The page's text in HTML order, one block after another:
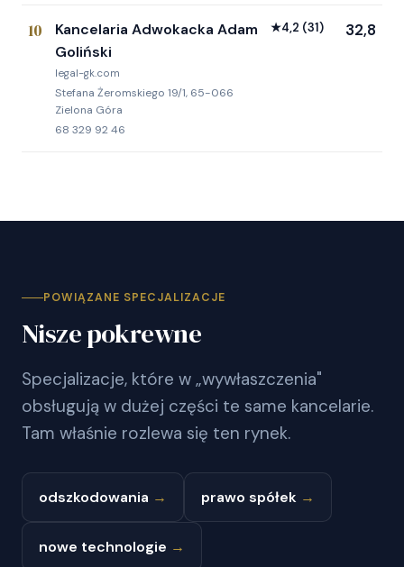
10
Kancelaria Adwokacka Adam
Goliński
legal-gk.com
Stefana Żeromskiego 19/1, 65-066
Zielona Góra
68 329 92 46
★4,2 (31) 32,8
POWIĄZANE SPECJALIZACJE
Nisze pokrewne
Specjalizacje, które w „wywłaszczenia"
obsługują w dużej części te same kancelarie.
Tam właśnie rozlewa się ten rynek.
odszkodowania → prawo spółek →
nowe technologie →